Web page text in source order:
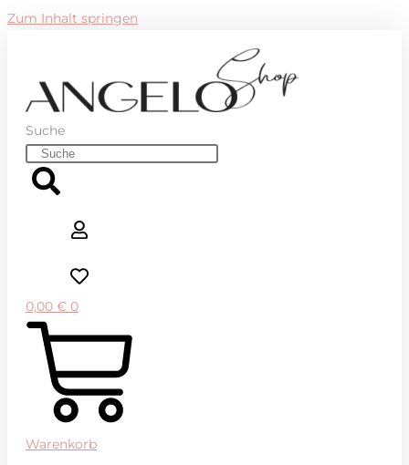
Zum Inhalt springen
Suche
0,00 € 0
Warenkorb